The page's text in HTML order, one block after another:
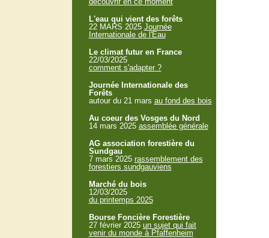
L'eau qui vient des forêts
22 MARS 2025 Journée
Internationale de l'Eau
Le climat futur en France
22/03/2025
comment s'adapter ?
Journée Internationale des
Forêts
autour du 21 mars au fond des bois
Au coeur des Vosges du Nord
14 mars 2025 assemblée générale
AG association forestière du
Sundgau
7 mars 2025 rassemblement des
forestiers sundgauviens
Marché du bois
12/03/2025
du printemps 2025
Bourse Foncière Forestière
27 février 2025 un sujet qui fait
venir du monde à Pfaffenheim